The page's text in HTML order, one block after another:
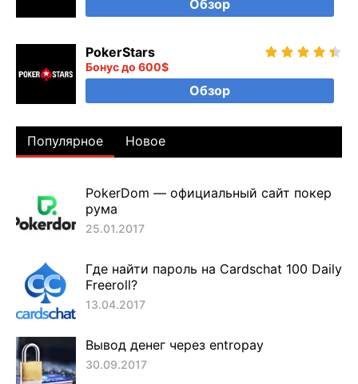
Обзор
PokerStars
Бонус до 600$
Обзор
Популярное Новое
PokerDom — официальный сайт покер
рума
25.01.2017
Где найти пароль на Cardschat 100 Daily
Freeroll?
13.04.2017
Вывод денег через entropay
30.09.2017